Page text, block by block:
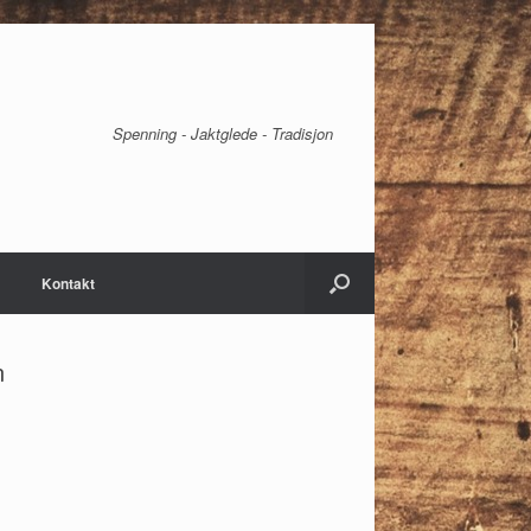
Spenning - Jaktglede - Tradisjon
Kontakt